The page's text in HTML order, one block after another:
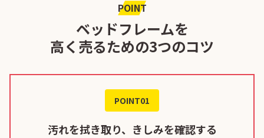
POINT
ベッドフレームを
高く売るための3つのコツ
POINT01
汚れを拭き取り、きしみを確認する